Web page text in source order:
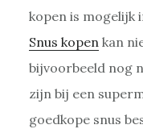
kopen is mogelijk
Snus kopenkan
bijvoorbeeld nog
zijn bij een
goedkope snus